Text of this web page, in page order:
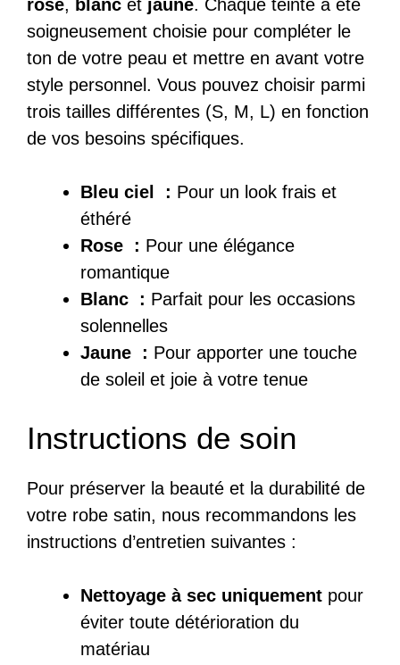
rose, blanc et jaune. Chaque teinte a été
soigneusement choisie pour compléter le
ton de votre peau et mettre en avant votre
style personnel. Vous pouvez choisir parmi
trois tailles différentes (S, M, L) en fonction
de vos besoins spécifiques.
Bleu ciel : Pour un look frais et
éthéré
Rose : Pour une élégance
romantique
Blanc : Parfait pour les occasions
solennelles
Jaune : Pour apporter une touche
de soleil et joie à votre tenue
Instructions de soin
Pour préserver la beauté et la durabilité de
votre robe satin, nous recommandons les
instructions d’entretien suivantes :
Nettoyage à sec uniquement pour
éviter toute détérioration du
matériau